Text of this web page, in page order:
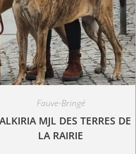
Fauve-Bringé
MJL DES TERRES DE
LA RAIRIE